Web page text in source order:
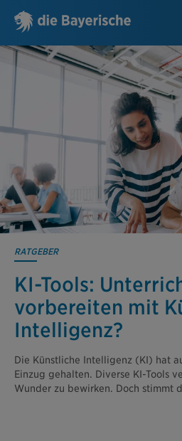
RATGEBER
KI-Tools:
vorbereiten mit
Intelligenz?
Die Künstliche Intelligenz (KI) hat
Einzug gehalten. Diverse KI-Tools
Wunder zu bewirken. Doch stimmt